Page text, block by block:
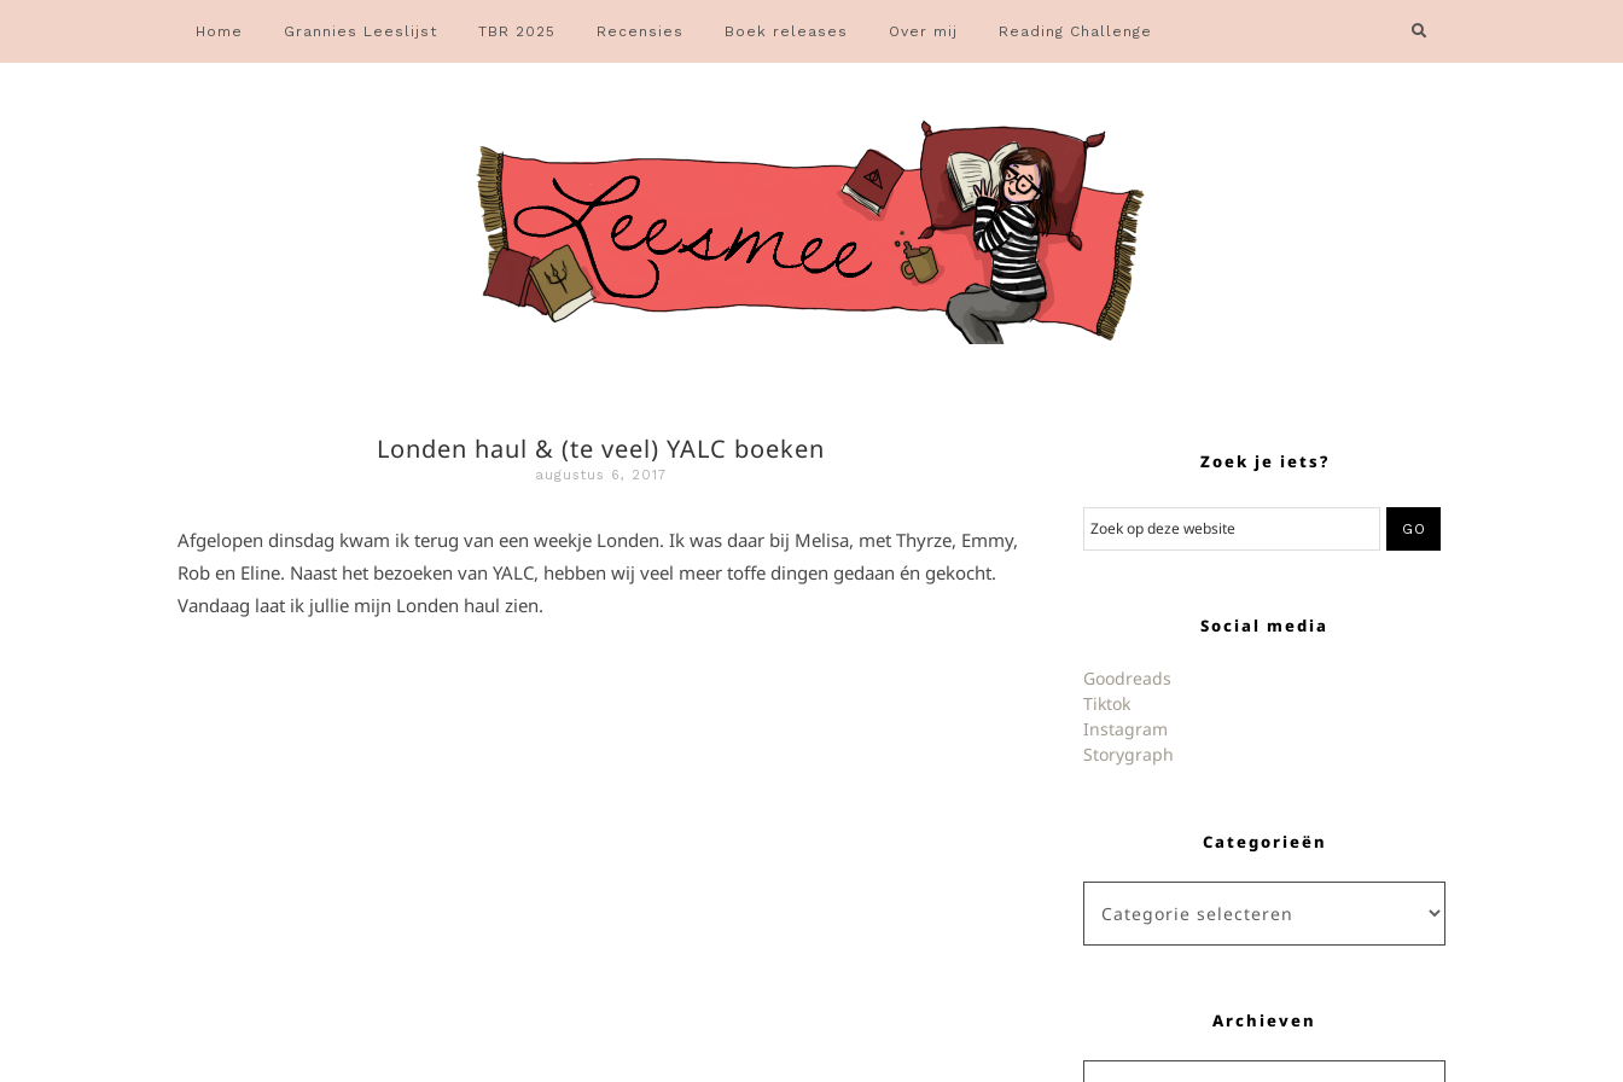
Home Grannies Leeslijst TBR 2025 Recensies Boek releases Over mij Reading Challenge
Londen haul & (te veel) YALC boeken
augustus 6, 2017
Afgelopen dinsdag kwam ik terug van een weekje Londen. Ik was daar bij Melisa, met Thyrze, Emmy,
Rob en Eline. Naast het bezoeken van YALC, hebben wij veel meer toffe dingen gedaan én gekocht.
Vandaag laat ik jullie mijn Londen haul zien.
Zoek je iets?
Social media
Goodreads
Tiktok
Instagram
Storygraph
Categorieën
Archieven